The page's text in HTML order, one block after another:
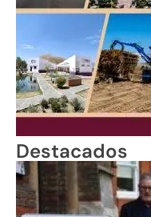
Destacados